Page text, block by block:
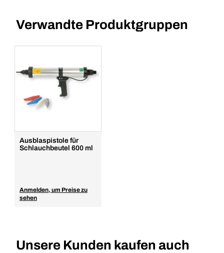
Verwandte Produktgruppen
Ausblaspistole für
Schlauchbeutel 600 ml
Anmelden, um Preise zu
sehen
Unsere Kunden kaufen auch